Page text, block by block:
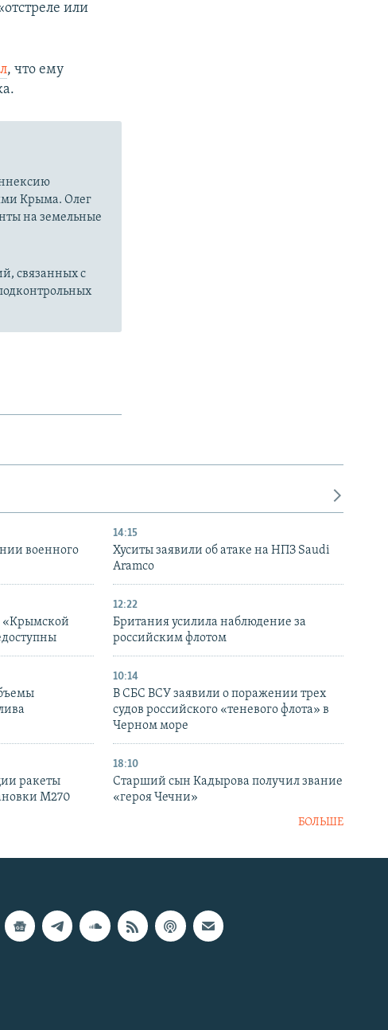
или
, что ему
Крыма. Олег
на земельные
связанных с
военного
14:15
Хуситы заявили об атаке на НПЗ Saudi
Aramco
«Крымской
12:22
Британия усилила наблюдение за
российским флотом
10:14
В СБС ВСУ заявили о поражении трех
судов российского «теневого флота» в
Черном море
ракеты
M270
18:10
Старший сын Кадырова получил звание
«героя Чечни»
БОЛЬШЕ